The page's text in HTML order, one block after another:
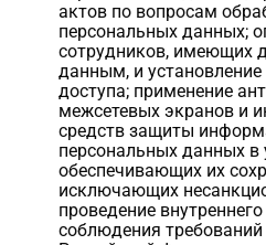
актов по вопросам
персональных данных;
сотрудников, имеющих
данным, и
доступа; применение
межсетевых экранов и
средств защиты
персональных данных в
обеспечивающих их
исключающих
проведение
соблюдения требований